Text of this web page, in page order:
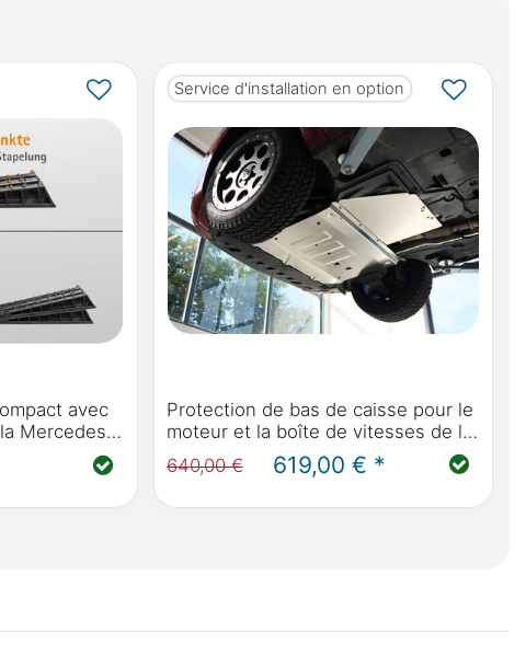
avec
Mercedes-
Service d'installation en option
Protection de bas de caisse pour le
moteur et la boîte de vitesses de la
Mercedes-Benz classe V, Vito,
Marco Polo, Horizon, Activity W447
640,00 € 619,00 € *